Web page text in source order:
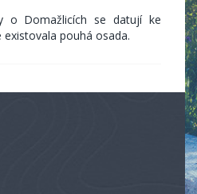
o Domažlicích se datují ke
pouhá osada.